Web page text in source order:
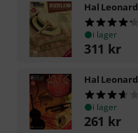
Hal Leonard
i lager
311 kr
Hal Leonard
i lager
261 kr